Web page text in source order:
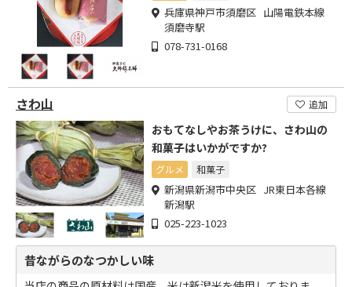
兵庫県神戸市須磨区 山陽電鉄本線
須磨寺駅
078-731-0168
さわ山 追加
おもてなしやお茶うけに、さわ山の
和菓子はいかがですか?
グルメ 和菓子
新潟県新潟市中央区 JR東日本各線
新潟駅
025-223-1023
昔ながらのなつかしい味